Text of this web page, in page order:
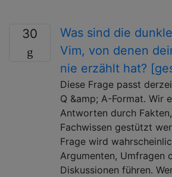
30
Was sind die
Vim, von denen
nie erzählt hat?
Diese Frage passt
Q &amp; A-Format. Wir
Antworten durch
Fachwissen gestützt
Frage wird
Argumenten, Umfragen
Diskussionen führen.